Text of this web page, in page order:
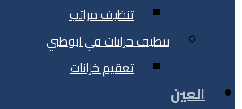
تنظيف مراتب
تنظيف خزانات في ابوظبي
تعقيم خزانات
العين